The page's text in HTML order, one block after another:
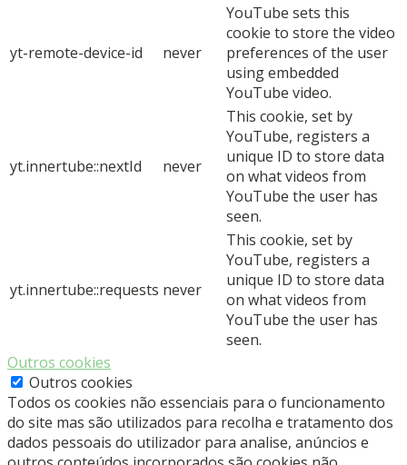
yt-remote-device-id never
YouTube sets this
cookie to store the video
preferences of the user
using embedded
YouTube video.
yt.innertube::nextId never
This cookie, set by
YouTube, registers a
unique ID to store data
on what videos from
YouTube the user has
seen.
yt.innertube::requests never
This cookie, set by
YouTube, registers a
unique ID to store data
on what videos from
YouTube the user has
seen.
Outros cookies
Outros cookies
Todos os cookies não essenciais para o funcionamento
do site mas são utilizados para recolha e tratamento dos
dados pessoais do utilizador para analise, anúncios e